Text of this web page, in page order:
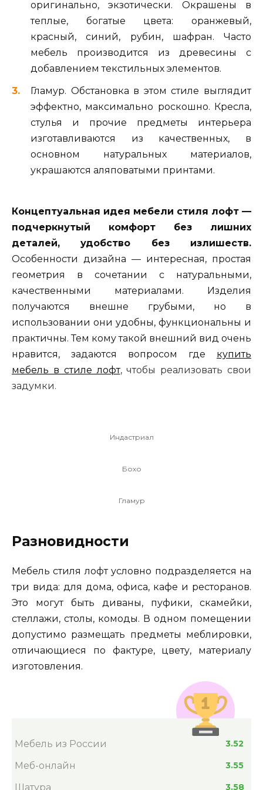
оригинально, экзотически. Окрашены в
теплые, богатые цвета: оранжевый,
красный, синий, рубин, шафран. Часто
мебель производится из древесины с
добавлением текстильных элементов.
Гламур. Обстановка в этом стиле выглядит
эффектно, максимально роскошно. Кресла,
стулья и прочие предметы интерьера
изготавливаются из качественных, в
основном натуральных материалов,
украшаются аляповатыми принтами.
Концептуальная идея мебели стиля лофт —
подчеркнутый комфорт без лишних
деталей, удобство без излишеств.
Особенности дизайна — интересная, простая
геометрия в сочетании с натуральными,
качественными материалами. Изделия
получаются внешне грубыми, но в
использовании они удобны, функциональны и
практичны. Тем кому такой внешний вид очень
нравится, задаются вопросом где купить
мебель в стиле лофт, чтобы реализовать свои
задумки.
Индастриал
Бохо
Гламур
Разновидности
Мебель стиля лофт условно подразделяется на
три вида: для дома, офиса, кафе и ресторанов.
Это могут быть диваны, пуфики, скамейки,
стеллажи, столы, комоды. В одном помещении
допустимо размещать предметы меблировки,
отличающиеся по фактуре, цвету, материалу
изготовления.
Мебель из России 3.52
Меб-онлайн 3.55
Шатура 3.58